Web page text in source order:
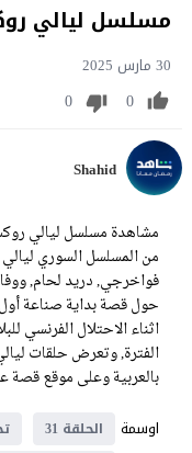
مسلسل ليالي
30 مارس 2025
0
0
Shahid
من المسلسل السوري
فواخرجي, دريد لحام,
حول قصة بداية صناعة
اثناء الاحتلال الفرنسي
بالعربية وعلى موقع
اوسمة
الحلقة 31